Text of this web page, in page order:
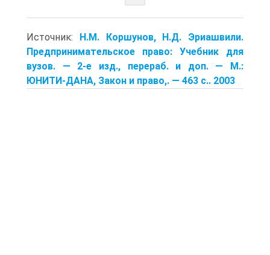
Источник: Н.М. Коршунов, Н.Д. Эриашвили.
Предпринимательское право: Учебник для
вузов. — 2-е изд., перераб. и доп. — М.:
ЮНИТИ-ДАНА, Закон и право,. — 463 с.. 2003